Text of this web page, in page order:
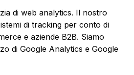
di web analytics. Il nostro
di tracking per conto di
e aziende B2B. Siamo
di Google Analytics e Google